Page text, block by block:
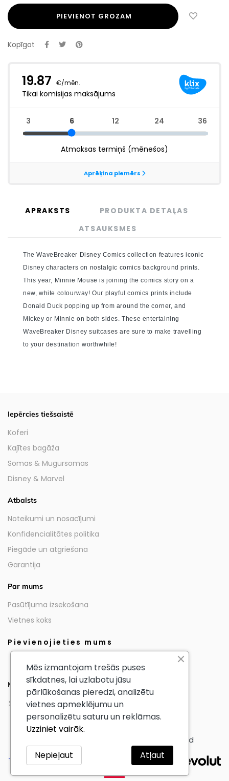
PIEVIENOT GROZAM
Kopīgot
APRAKSTS
PRODUKTA DETAĻAS
ATSAUKSMES
The WaveBreaker Disney Comics collection features iconic
Disney characters on nostalgic comics background prints.
This year, Minnie Mouse is joining the comics story on a
new, white colourway! Our playful comics prints include
Donald Duck popping up from around the corner, and
Mickey or Minnie on both sides. These entertaining
WaveBreaker Disney suitcases are sure to make travelling
to your destination worthwhile!
Iepērcies tiešsaistē
Koferi
Kajītes bagāža
Somas & Mugursomas
Disney & Marvel
Atbalsts
Noteikumi un nosacījumi
Konfidencialitātes politika
Piegāde un atgriešana
Garantija
Par mums
Pasūtījuma izsekošana
Vietnes koks
Pievienojieties mums
Mūsu partneri
© AmericanTourister - All Rights Reserved
Mēs izmantojam trešās puses
sīkdatnes, lai uzlabotu jūsu
pārlūkošanas pieredzi, analizētu
vietnes apmeklējumu un
personalizētu saturu un reklāmas.
Uzziniet vairāk.
Atļaut
Nepieļaut